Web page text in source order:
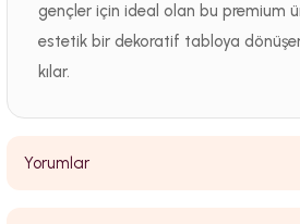
gençler için ideal olan bu premium
estetik bir dekoratif tabloya
kılar.
Yorumlar